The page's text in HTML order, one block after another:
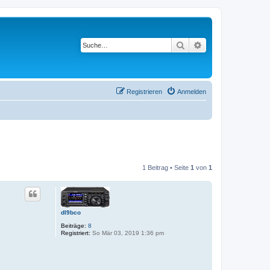
Suche
Anmelden
Registrieren
1 Beitrag • Seite 1 von 1
dl9bco
Beiträge: 8
Registriert: So Mär 03, 2019 1:36 pm